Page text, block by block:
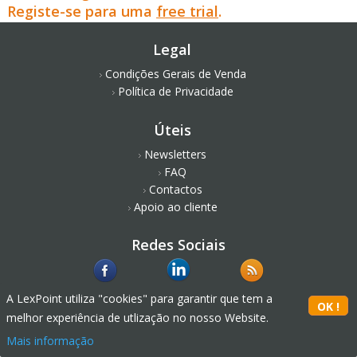
Registe-se para uma free trial.
Legal
Condições Gerais de Venda
Política de Privacidade
Úteis
Newsletters
FAQ
Contactos
Apoio ao cliente
Redes Sociais
A LexPoint utiliza "cookies" para garantir que tem a
melhor experiência de utlização no nosso Website.
Mais informação